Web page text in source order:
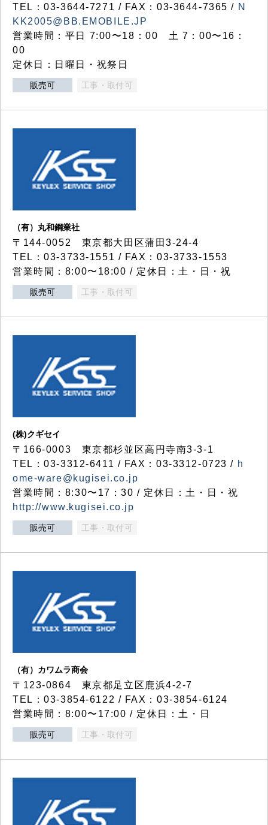
TEL：03‐3644‐7271 / FAX：03-3644-7365 / N
KK2005@BB.EMOBILE.JP
営業時間：平日 7:00〜18：00 土 7：00〜16：
00
定休日：日曜日・祝祭日
販売可 工事・取付可
（有）丸和鋼業社
〒144-0052 東京都大田区蒲田3-24-4
TEL：03-3733-1551 / FAX：03-3733-1553
営業時間：8:00〜18:00 / 定休日：土・日・祝
販売可 工事・取付可
(株)クギセイ
〒166-0003 東京都杉並区高円寺南3-3-1
TEL：03-3312-6411 / FAX：03-3312-0723 / h
ome-ware@kugisei.co.jp
営業時間：8:30〜17：30 / 定休日：土・日・祝
http://www.kugisei.co.jp
販売可 工事・取付可
（有）カワムラ商会
〒123-0864 東京都足立区鹿浜4-2-7
TEL：03-3854-6122 / FAX：03-3854-6124
営業時間：8:00〜17:00 / 定休日：土・日
販売可 工事・取付可